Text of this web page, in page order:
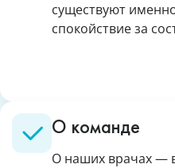
существуют
спокойствие за
О команде
О наших врачах —